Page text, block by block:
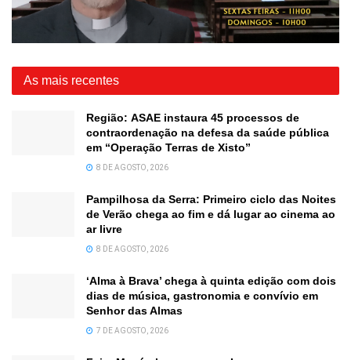
As mais recentes
Região: ASAE instaura 45 processos de
contraordenação na defesa da saúde pública
em “Operação Terras de Xisto”
8 DE AGOSTO, 2026
Pampilhosa da Serra: Primeiro ciclo das Noites
de Verão chega ao fim e dá lugar ao cinema ao
ar livre
8 DE AGOSTO, 2026
‘Alma à Brava’ chega à quinta edição com dois
dias de música, gastronomia e convívio em
Senhor das Almas
7 DE AGOSTO, 2026